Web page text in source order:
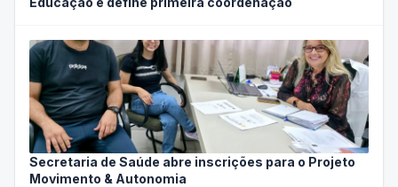
Secretaria de Saúde abre inscrições para o Projeto
Movimento & Autonomia